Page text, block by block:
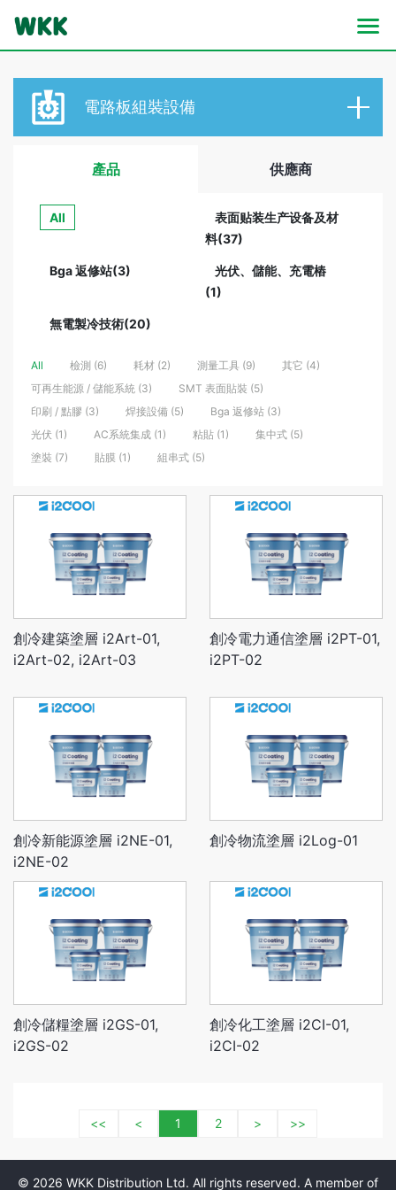
電路板組裝設備
產品 供應商
All
All 檢測 (6) 耗材 (2) 測量工具 (9)
其它 (4)
可再生能源 / 儲能系統 (3)
SMT 表面貼裝 (5)
印刷 / 點膠 (3)
焊接設備 (5)
Bga 返修站 (3)
光伏 (1)
AC系統集成 (1) 粘貼 (1)
集中式 (5)
塗裝 (7)
貼膜 (1) 組串式 (5)
表面贴装生产设备及材
料(37)
Bga 返修站(3)
光伏、儲能、充電樁
(1)
無電製冷技術(20)
創冷建築塗層 i2Art-01,
i2Art-02, i2Art-03
創冷電力通信塗層 i2PT-01,
i2PT-02
創冷新能源塗層 i2NE-01,
i2NE-02
創冷物流塗層 i2Log-01
創冷儲糧塗層 i2GS-01,
i2GS-02
創冷化工塗層 i2CI-01,
i2CI-02
<< < 1 2 > >>
© 2026 WKK Distribution Ltd. All rights reserved. A member of